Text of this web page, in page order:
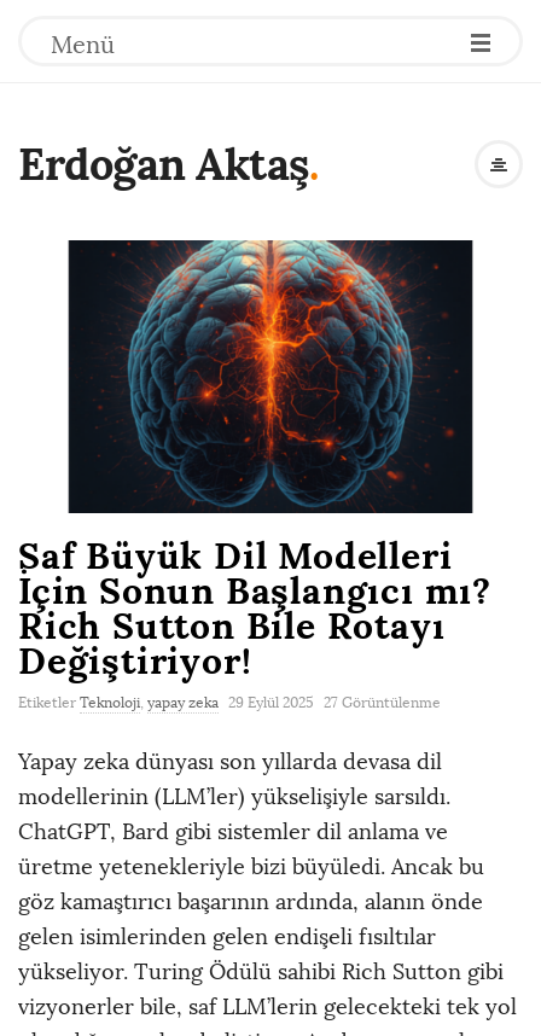
Menü
Erdoğan Aktaş.
Saf Büyük Dil Modelleri
İçin Sonun Başlangıcı mı?
Rich Sutton Bile Rotayı
Değiştiriyor!
Etiketler Teknoloji, yapay zeka 29 Eylül 2025 27 Görüntülenme
Yapay zeka dünyası son yıllarda devasa dil
modellerinin (LLM’ler) yükselişiyle sarsıldı.
ChatGPT, Bard gibi sistemler dil anlama ve
üretme yetenekleriyle bizi büyüledi. Ancak bu
göz kamaştırıcı başarının ardında, alanın önde
gelen isimlerinden gelen endişeli fısıltılar
yükseliyor. Turing Ödülü sahibi Rich Sutton gibi
vizyonerler bile, saf LLM’lerin gelecekteki tek yol